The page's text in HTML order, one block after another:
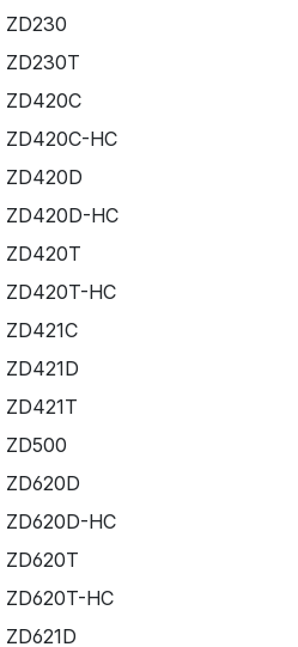
ZD230
ZD230T
ZD420C
ZD420C-HC
ZD420D
ZD420D-HC
ZD420T
ZD420T-HC
ZD421C
ZD421D
ZD421T
ZD500
ZD620D
ZD620D-HC
ZD620T
ZD620T-HC
ZD621D